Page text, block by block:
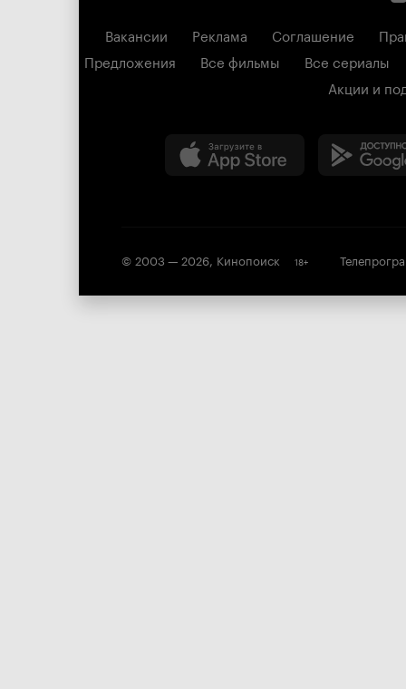
Вакансии Реклама Соглашение
Предложения
Все фильмы
Все сериалы
Акции и
© 2003 — 2026, Кинопоиск 18+